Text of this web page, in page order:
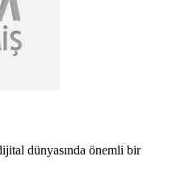
dünyasında önemli bir